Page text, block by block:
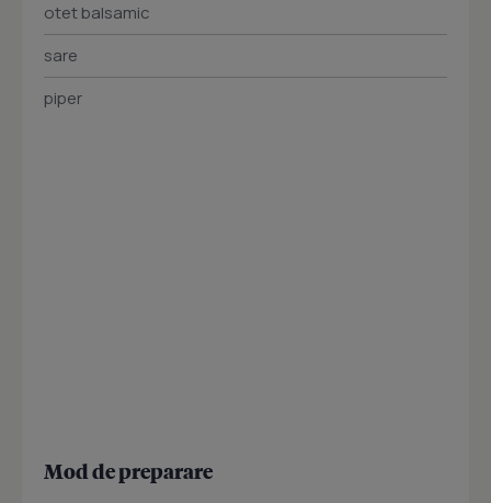
otet balsamic
sare
piper
Mod de preparare